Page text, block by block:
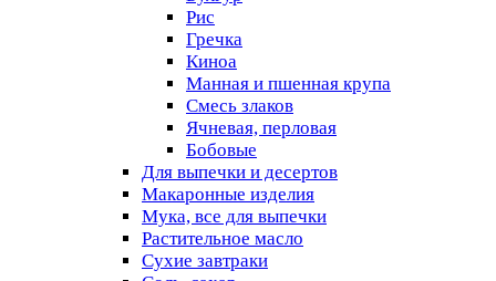
Рис
Гречка
Киноа
Манная и пшенная крупа
Смесь злаков
Ячневая, перловая
Бобовые
Для выпечки и десертов
Макаронные изделия
Мука, все для выпечки
Растительное масло
Сухие завтраки